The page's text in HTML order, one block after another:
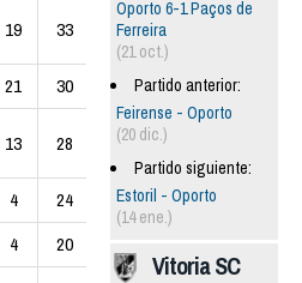
19 33
21 30
13 28
4
24
4 20
Oporto 6-1 Paços de
Ferreira
(21 oct.)
Partido anterior:
Feirense - Oporto
(20 dic.)
Partido siguiente:
Estoril - Oporto
(14 ene.)
Vitoria SC